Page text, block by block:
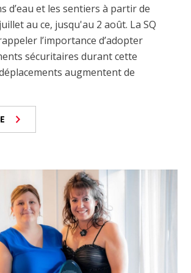
d’eau et les sentiers à partir de
au ce, jusqu'au 2 août. La SQ
l’importance d’adopter
sécuritaires durant cette
augmentent de